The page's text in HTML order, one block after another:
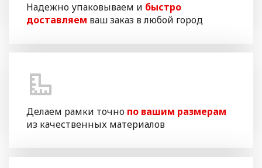
Надежно упаковываем и быстро
доставляем ваш заказ в любой город
Делаем рамки точно по вашим размерам
из качественных материалов